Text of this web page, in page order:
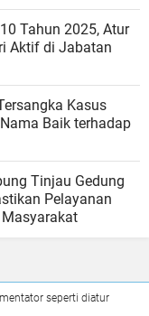
Tahun 2025, Atur
Aktif di Jabatan
Kasus
Baik terhadap
Tinjau Gedung
Pelayanan
seperti diatur